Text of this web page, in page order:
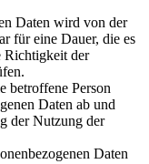
Daten wird von der
für eine Dauer, die es
Richtigkeit der
betroffene Person
Daten ab und
der Nutzung der
Daten